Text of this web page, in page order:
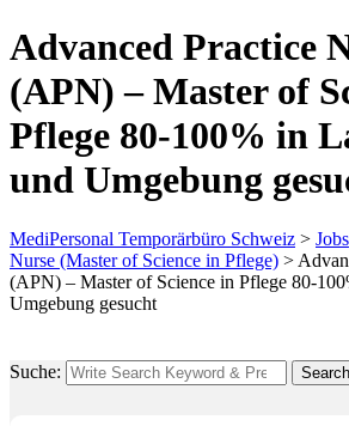
Advanced Practice
(APN) – Master of
Pflege 80-100% in
und Umgebung
MediPersonal Temporärbüro Schweiz > Jobs
Nurse (Master of Science in Pflege) >
(APN) – Master of Science in Pflege 80-
Umgebung gesucht
Suche: Search